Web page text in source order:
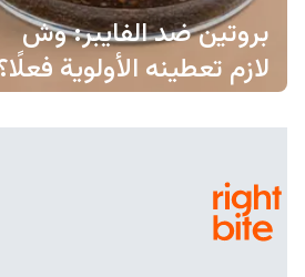
بروتين ضد الفايبر: وش
لازم تعطينه الأولوية